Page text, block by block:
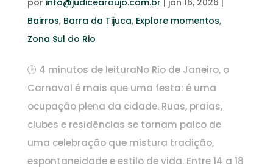
Bairros, Barra da Tijuca, Explore momentos,
Zona Sul do Rio
🕑 4 minutos de leituraNo Rio de Janeiro, o
Carnaval é mais que uma festa: é uma
ocupação plena da cidade. Ruas, praias,
clubes e residências se tornam palco de
uma celebração que mistura tradição,
espontaneidade e estilo de vida. Entre 14 a 18